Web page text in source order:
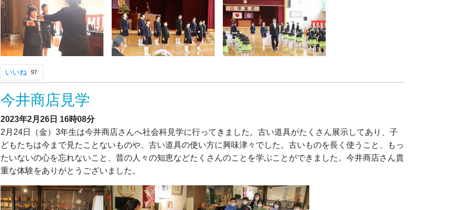
いいね 97
今井商店見学
2023年2月26日 16時08分
2月24日（金）3年生は今井商店さんへ社会科見学に行ってきました。古い道具がたくさん展示してあり、子
どもたちは今まで見たことないものや、古い道具の使い方に興味津々でした。古いものを長く使うこと、もっ
たいないの心を忘れないこと、昔の人々の知恵などたくさんのことを学ぶことができました。今井商店さん貴
重な体験をありがとうございました。